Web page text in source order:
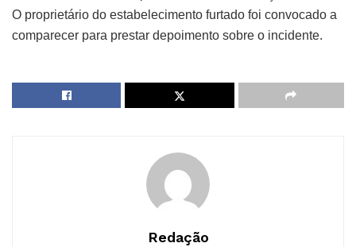
O proprietário do estabelecimento furtado foi convocado a
comparecer para prestar depoimento sobre o incidente.
Redação